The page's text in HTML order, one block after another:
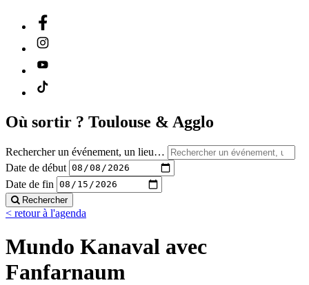
Où sortir ? Toulouse & Agglo
Rechercher un événement, un lieu…
Date de début
Date de fin
Rechercher
< retour à l'agenda
Mundo Kanaval avec
Fanfarnaum